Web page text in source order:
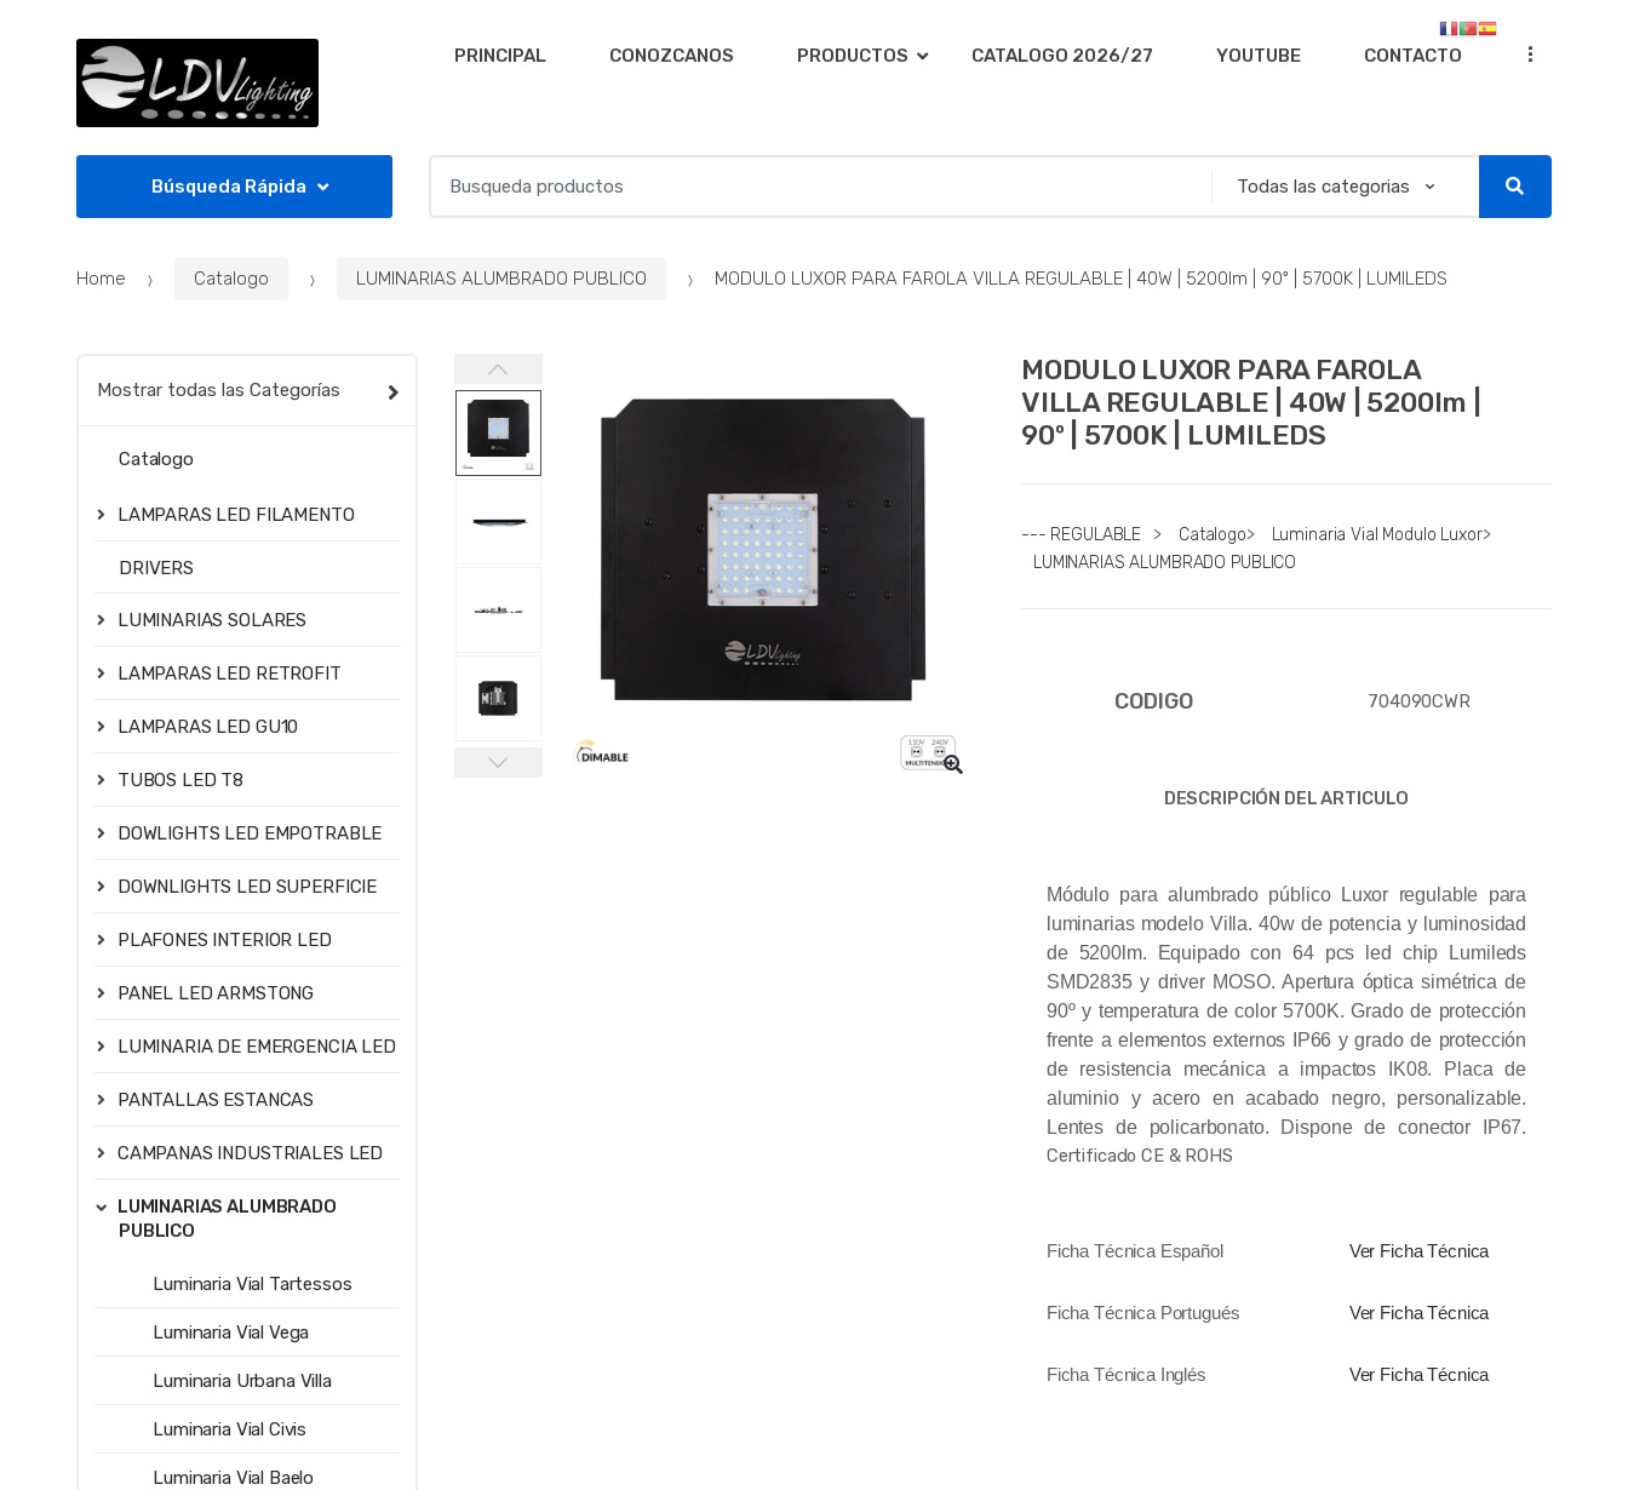
PRINCIPAL CONOZCANOS PRODUCTOS CATALOGO 2026/27 YOUTUBE CONTACTO ...
Búsqueda Rápida
c
Home Catalogo LUMINARIAS ALUMBRADO PUBLICO MODULO LUXOR PARA FAROLA VILLA REGULABLE | 40W | 5200lm | 90º | 5700K | LUMILEDS
MODULO LUXOR PARA FAROLA
VILLA REGULABLE | 40W | 5200lm |
90º | 5700K | LUMILEDS
--- REGULABLE > Catalogo> Luminaria Vial Modulo Luxor>
LUMINARIAS ALUMBRADO PUBLICO
CODIGO 704090CWR
DESCRIPCIÓN DEL ARTICULO
Módulo para alumbrado público Luxor regulable para
luminarias modelo Villa. 40w de potencia y luminosidad
de 5200lm. Equipado con 64 pcs led chip Lumileds
SMD2835 y driver MOSO. Apertura óptica simétrica de
90º y temperatura de color 5700K. Grado de protección
frente a elementos externos IP66 y grado de protección
de resistencia mecánica a impactos IK08. Placa de
aluminio y acero en acabado negro, personalizable.
Lentes de policarbonato. Dispone de conector IP67.
Certificado CE & ROHS
Ficha Técnica Español Ver Ficha Técnica
Ficha Técnica Portugués Ver Ficha Técnica
Ficha Técnica Inglés Ver Ficha Técnica
Mostrar todas las Categorías
Catalogo
LAMPARAS LED FILAMENTO
DRIVERS
LUMINARIAS SOLARES
LAMPARAS LED RETROFIT
LAMPARAS LED GU10
TUBOS LED T8
DOWLIGHTS LED EMPOTRABLE
DOWNLIGHTS LED SUPERFICIE
PLAFONES INTERIOR LED
PANEL LED ARMSTONG
LUMINARIA DE EMERGENCIA LED
PANTALLAS ESTANCAS
CAMPANAS INDUSTRIALES LED
LUMINARIAS ALUMBRADO
PUBLICO
Luminaria Vial Tartessos
Luminaria Vial Vega
Luminaria Urbana Villa
Luminaria Vial Civis
Luminaria Vial Baelo